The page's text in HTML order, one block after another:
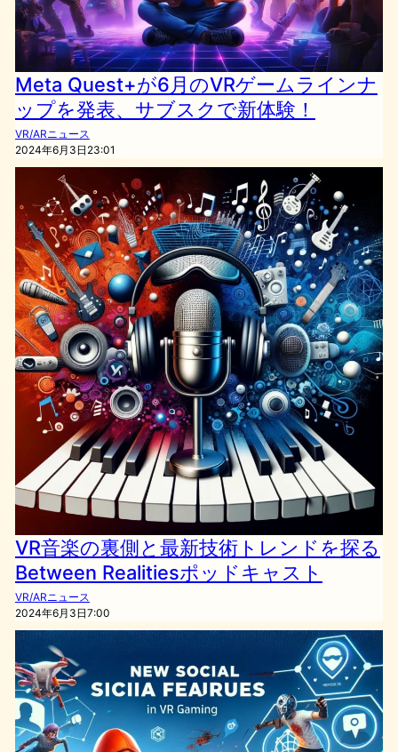
Meta Quest+が6月のVRゲームラインナ
ップを発表、サブスクで新体験！
VR/ARニュース
2024年6月3日23:01
VR音楽の裏側と最新技術トレンドを探る
Between Realitiesポッドキャスト
VR/ARニュース
2024年6月3日7:00